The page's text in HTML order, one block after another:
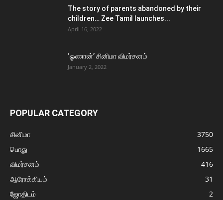
The story of parents abandoned by their
children… Zee Tamil launches...
April 16, 2022
‘ஓணான்’ சினிமா விமர்சனம்
January 2, 2022
POPULAR CATEGORY
சினிமா
3750
பொது
1665
விமர்சனம்
416
ஆரோக்கியம்
31
ஜோதிடம்
2